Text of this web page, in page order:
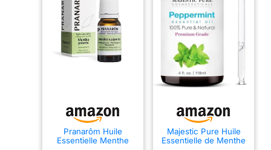
Pranarôm Huile
Essentielle Menthe
Majestic Pure Huile
Essentielle de Menthe